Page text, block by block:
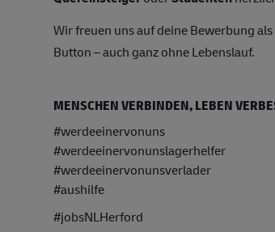
Wir freuen uns auf deine Bewerbung
Button – auch ganz ohne Lebenslauf.
MENSCHEN VERBINDEN, LEBEN
#werdeeinervonuns
#werdeeinervonunslagerhelfer
#werdeeinervonunsverlader
#aushilfe
#jobsNLHerford